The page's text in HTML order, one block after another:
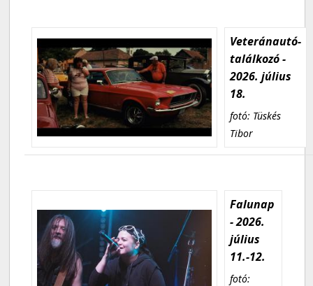
Veteránautó-
találkozó -
2026. július
18.
fotó: Tüskés
Tibor
Falunap
- 2026.
július
11.-12.
fotó: